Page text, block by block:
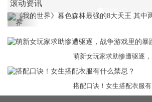
滚动资讯
Previous
萌新女玩家求助惨遭驱逐，
搭配口诀！女生搭配衣服有